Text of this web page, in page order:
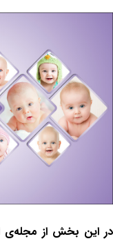
در این بخش از مجله‌ی